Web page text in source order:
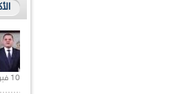
10 فبراير 2021 |